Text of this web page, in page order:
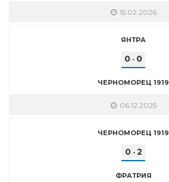
15.02.2026
ЯНТРА
0 - 0
ЧЕРНОМОРЕЦ 1919
06.12.2025
ЧЕРНОМОРЕЦ 1919
0- 2
ФРАТРИЯ